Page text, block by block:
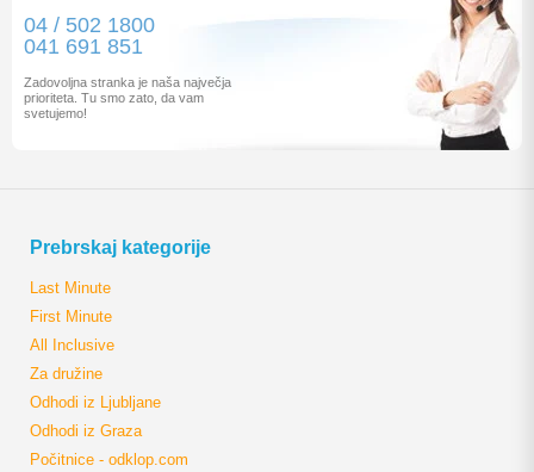
04 / 502 1800
041 691 851
Zadovoljna stranka je naša največja
prioriteta. Tu smo zato, da vam
svetujemo!
Prebrskaj kategorije
Last Minute
First Minute
All Inclusive
Za družine
Odhodi iz Ljubljane
Odhodi iz Graza
Počitnice - odklop.com